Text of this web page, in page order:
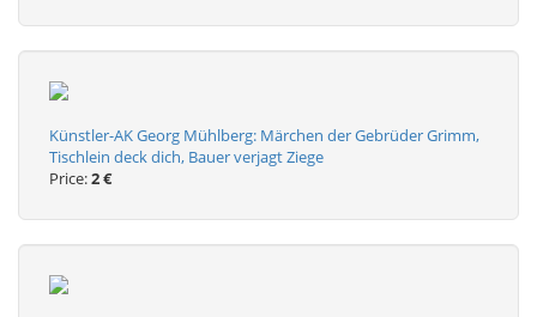
Künstler-AK Georg Mühlberg: Märchen der Gebrüder Grimm,
Tischlein deck dich, Bauer verjagt Ziege
Price:2 €